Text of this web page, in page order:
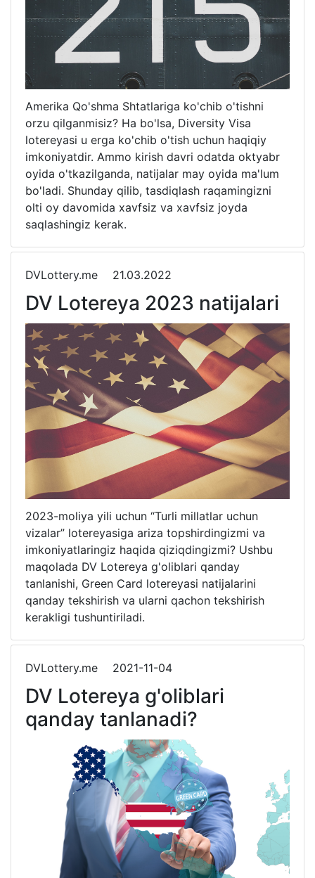
Amerika Qo'shma Shtatlariga ko'chib o'tishni
orzu qilganmisiz? Ha bo'lsa, Diversity Visa
lotereyasi u erga ko'chib o'tish uchun haqiqiy
imkoniyatdir. Ammo kirish davri odatda oktyabr
oyida o'tkazilganda, natijalar may oyida ma'lum
bo'ladi. Shunday qilib, tasdiqlash raqamingizni
olti oy davomida xavfsiz va xavfsiz joyda
saqlashingiz kerak.
DVLottery.me 21.03.2022
DV Lotereya 2023 natijalari
2023-moliya yili uchun “Turli millatlar uchun
vizalar” lotereyasiga ariza topshirdingizmi va
imkoniyatlaringiz haqida qiziqdingizmi? Ushbu
maqolada DV Lotereya g'oliblari qanday
tanlanishi, Green Card lotereyasi natijalarini
qanday tekshirish va ularni qachon tekshirish
kerakligi tushuntiriladi.
DVLottery.me 2021-11-04
DV Lotereya g'oliblari
qanday tanlanadi?